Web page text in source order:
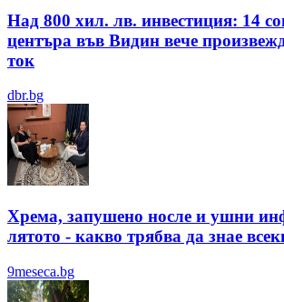
Над 800 хил. лв. инвестиция: 14
центъра във Видин вече
ток
dbr.bg
Хрема, запушено носле и ушни
лятотo - какво трябва да знае
9meseca.bg